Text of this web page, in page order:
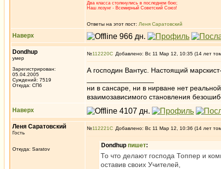
Два класса столкнулись в последнем бою;
Наш лозунг - Всемирный Советский Союз!
Ответы на этот пост: Леня Саратовский
Наверх
Dondhup
умер
Зарегистрирован:
05.04.2005
Суждений: 7519
Откуда: СПб
№112220 Добавлено: Вс 11 Мар 12, 10:35 (14 лет
А господин Вантус. Настоящий
ни в сансаре, ни в нирване нет
взаимозависимого становления
Наверх
Леня Саратовский
Гость
Откуда: Saratov
№112221 Добавлено: Вс 11 Мар 12, 10:36 (14 лет
Dondhup пишет:
То что делают господа Топпер и
оставив своих Учителей,